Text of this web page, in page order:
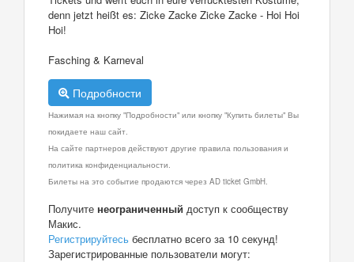
denn jetzt heißt es: Zicke Zacke Zicke Zacke - Hoi Hoi
Hoi!
Fasching & Karneval
Подробности
Нажимая на кнопку "Подробности" или кнопку "Купить билеты" Вы
покидаете наш сайт.
На сайте партнеров действуют другие правила пользования и
политика конфиденциальности.
Билеты на это событие продаются через AD ticket GmbH.
Получите неограниченный доступ к сообществу
Макис.
Регистрируйтесь бесплатно всего за 10 секунд!
Зарегистрированные пользователи могут: